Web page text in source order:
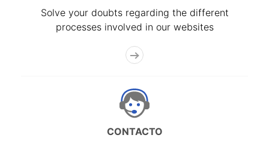
Solve your doubts regarding the different
processes involved in our websites
CONTACTO